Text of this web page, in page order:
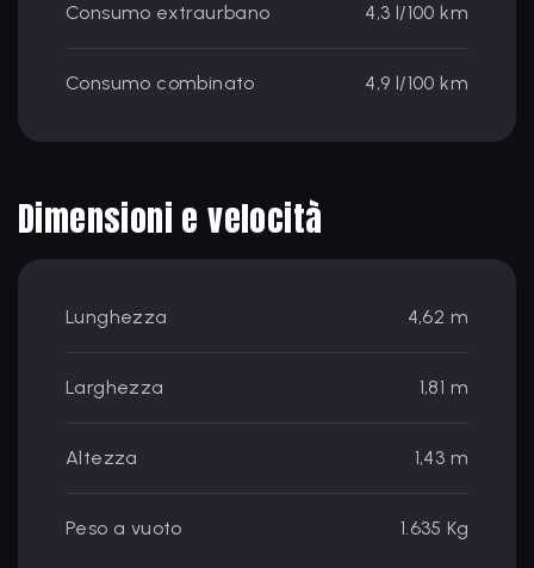
Consumo extraurbano 4,3 l/100 km
Consumo combinato 4,9 l/100 km
Dimensioni e velocità
Lunghezza 4,62 m
Larghezza 1,81 m
Altezza 1,43 m
Peso a vuoto 1.635 Kg